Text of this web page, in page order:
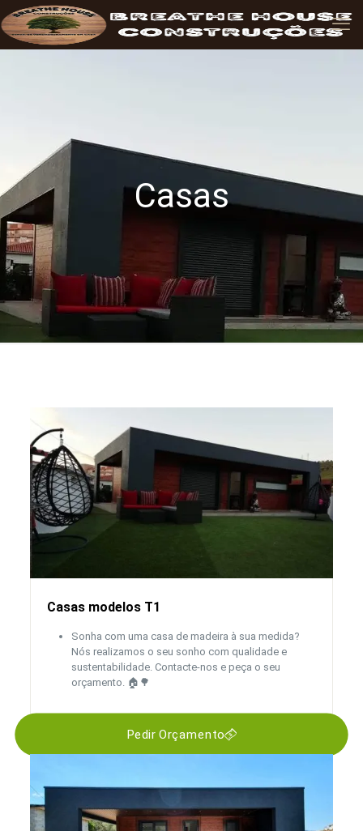
Casas
Casas modelos T1
Sonha com uma casa de madeira à sua medida?
Nós realizamos o seu sonho com qualidade e
sustentabilidade. Contacte-nos e peça o seu
orçamento. 🏠🌳
Pedir Orçamento